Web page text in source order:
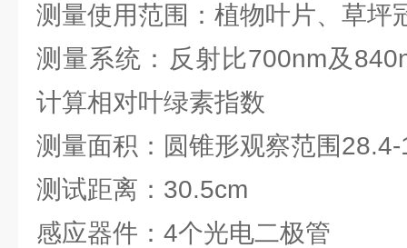
测量使用范围：植物叶片、草坪
测量系统：反射比700nm及
计算相对叶绿素指数
测量面积：圆锥形观察范围
测试距离：30.5cm
感应器件：4个光电二极管